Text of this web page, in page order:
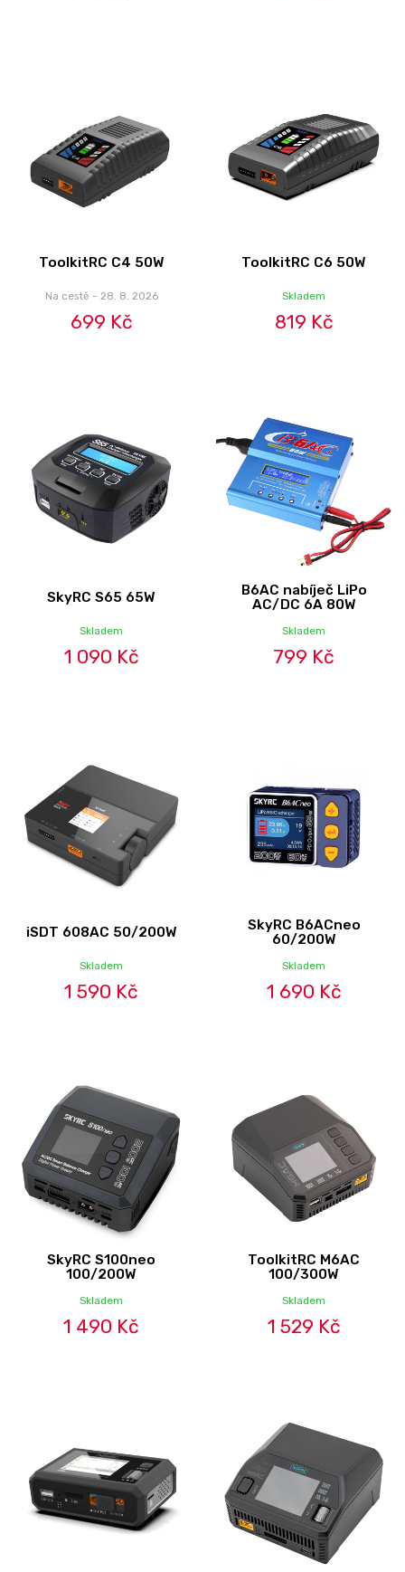
ToolkitRC C4 50W
Na cestě - 28. 8. 2026
699 Kč
ToolkitRC C6 50W
Skladem
819 Kč
SkyRC S65 65W
Skladem
1 090 Kč
B6AC nabíječ LiPo
AC/DC 6A 80W
Skladem
799 Kč
iSDT 608AC 50/200W
Skladem
1 590 Kč
SkyRC B6ACneo
60/200W
Skladem
1 690 Kč
SkyRC S100neo
100/200W
Skladem
1 490 Kč
ToolkitRC M6AC
100/300W
Skladem
1 529 Kč